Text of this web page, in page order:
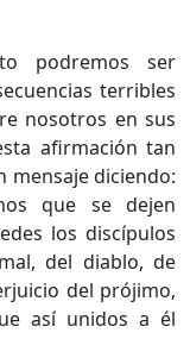
podremos ser
terribles
nosotros en sus
afirmación tan
mensaje diciendo:
que se dejen
los discípulos
del diablo, de
del prójimo,
así unidos a él